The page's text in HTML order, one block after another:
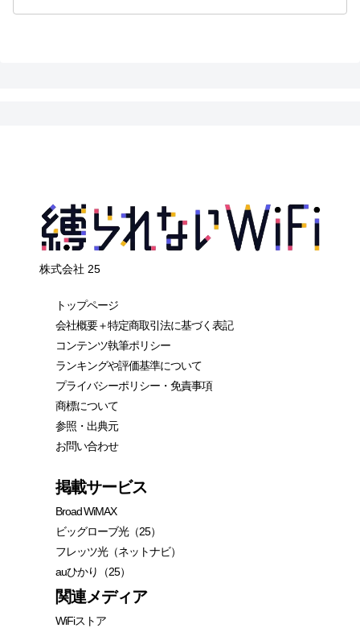
株式会社 25
トップページ
会社概要＋特定商取引法に基づく表記
コンテンツ執筆ポリシー
ランキングや評価基準について
プライバシーポリシー・免責事項
商標について
参照・出典元
お問い合わせ
掲載サービス
Broad WiMAX
ビッグローブ光（25）
フレッツ光（ネットナビ）
auひかり（25）
関連メディア
WiFiストア